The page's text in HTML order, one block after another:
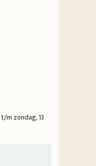
t/m zondag, 13